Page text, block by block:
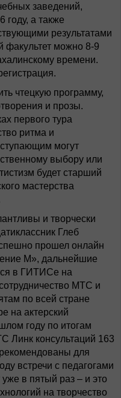
заведений,
году, а также
результатами
факультет можно 8-9
времени.
чтецкую программу,
и прозы.
первого тура
ритма и
могут
выбору или
будет старший
мастерства
и творчески
Глеб
прошел онлайн
М», дальнейшие
в ГИТИСе на
МТС и
по всей стране
на актерский
году по итогам
Линк консультаций 163
для
встречи с педагогами
в пятый раз – и это
на творчество